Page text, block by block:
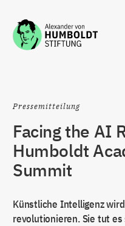
Zum Inhalt springen
Pressemitteilung
Facing the AI
Humboldt
Summit
Künstliche Intelligenz
revolutionieren. Sie tut